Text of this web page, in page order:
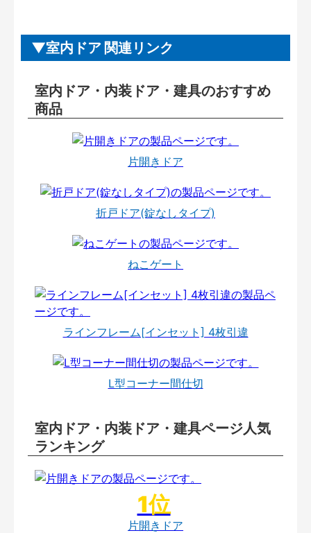
室内ドア 関連リンク
室内ドア・内装ドア・建具のおすすめ
商品
片開きドア
折戸ドア(錠なしタイプ)
ねこゲート
ラインフレーム[インセット] 4枚引違
L型コーナー間仕切
室内ドア・内装ドア・建具ページ人気
ランキング
片開きドア